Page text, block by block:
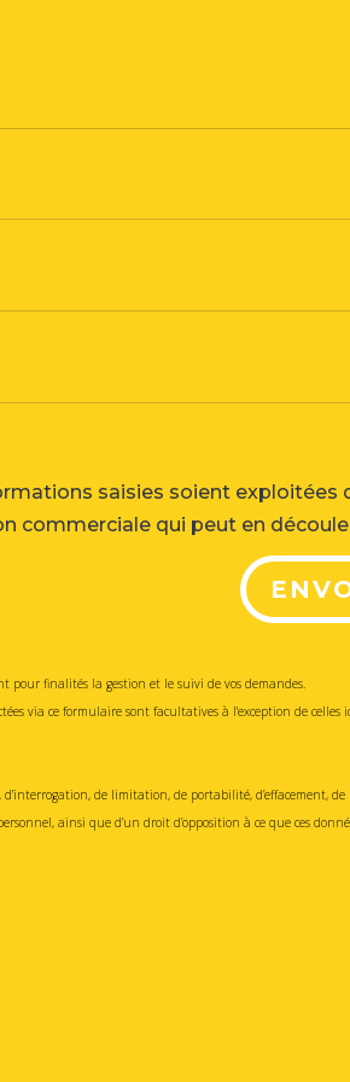
saisies soient exploitées
commerciale qui peut en
finalités la gestion et le suivi de vos demandes.
via ce formulaire sont facultatives à l'exception de
de limitation, de portabilité, d’effacement,
ainsi que d’un droit d’opposition à ce que ces